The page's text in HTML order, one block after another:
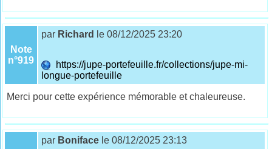
Note
n°919
par Richard le 08/12/2025 23:20
https://jupe-portefeuille.fr/collections/jupe-mi-
longue-portefeuille
Merci pour cette expérience mémorable et chaleureuse.
par Boniface le 08/12/2025 23:13